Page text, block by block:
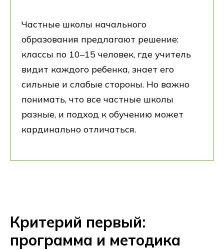
Частные школы начального
образования предлагают решение:
классы по 10–15 человек, где учитель
видит каждого ребенка, знает его
сильные и слабые стороны. Но важно
понимать, что все частные школы
разные, и подход к обучению может
кардинально отличаться.
Критерий первый:
программа и методика